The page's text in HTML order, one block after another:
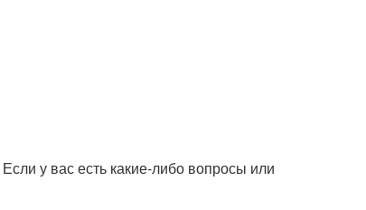
у вас есть какие-либо вопросы или